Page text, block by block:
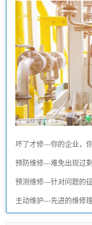
坏了才修---你的企业，
预防维修---难免出现过
预测维修---针对问题的
主动维护---先进的维修